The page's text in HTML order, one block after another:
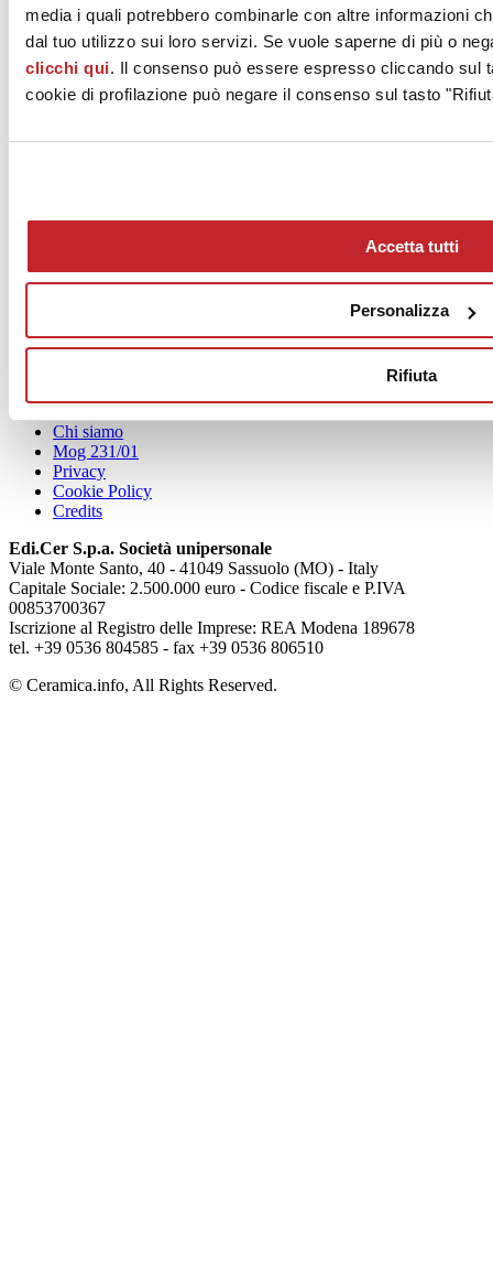
media i quali potrebbero combinarle con altre informazioni
dal tuo utilizzo sui loro servizi. Se vuole saperne di più o
clicchi qui. Il consenso può essere espresso cliccando sul
cookie di profilazione può negare il consenso sul tasto
Accetta tutti
Personalizza
Rifiuta
Tel. 0542 601601
Fax 0542 31749
[email protected]
News
aziende
Chi siamo
Mog 231/01
Privacy
Cookie Policy
Credits
Edi.Cer S.p.a. Società unipersonale
Viale Monte Santo, 40 - 41049 Sassuolo (MO) - Italy
Capitale Sociale: 2.500.000 euro - Codice fiscale e P.IVA
00853700367
Iscrizione al Registro delle Imprese: REA Modena 189678
tel. +39 0536 804585 - fax +39 0536 806510
© Ceramica.info, All Rights Reserved.